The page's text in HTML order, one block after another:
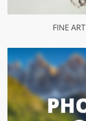
FINE